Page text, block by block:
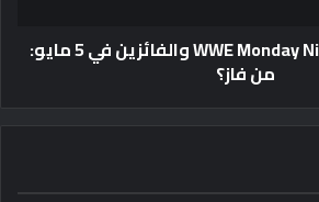
WWE Monday Night Raw REVENTS والفائزين في 5 مايو:
من فاز؟